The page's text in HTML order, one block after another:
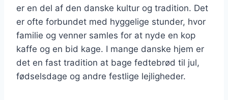
er en del af den danske kultur og tradition. Det
er ofte forbundet med hyggelige stunder, hvor
familie og venner samles for at nyde en kop
kaffe og en bid kage. I mange danske hjem er
det en fast tradition at bage fedtebrød til jul,
fødselsdage og andre festlige lejligheder.